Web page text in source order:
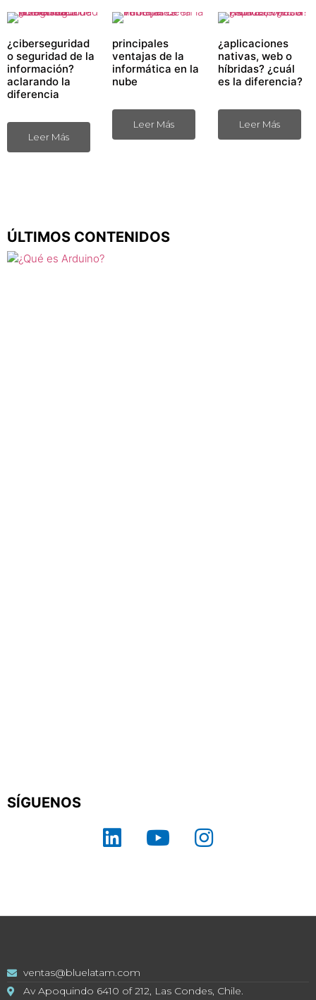
¿ciberseguridad
o seguridad de la
información?
aclarando la
diferencia
Leer Más
principales
ventajas de la
informática en la
nube
Leer Más
¿aplicaciones
nativas, web o
híbridas? ¿cuál
es la diferencia?
Leer Más
ÚLTIMOS CONTENIDOS
SÍGUENOS
ventas@bluelatam.com
Av Apoquindo 6410 of 212, Las Condes, Chile.